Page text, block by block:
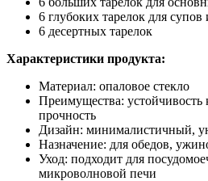
6 глубоких тарелок для
6 десертных тарелок
Характеристики продукта:
Материал: опаловое стекло
Преимущества: устойчивость
прочность
Дизайн: минималистичный,
Назначение: для обедов,
Уход: подходит для
микроволновой печи